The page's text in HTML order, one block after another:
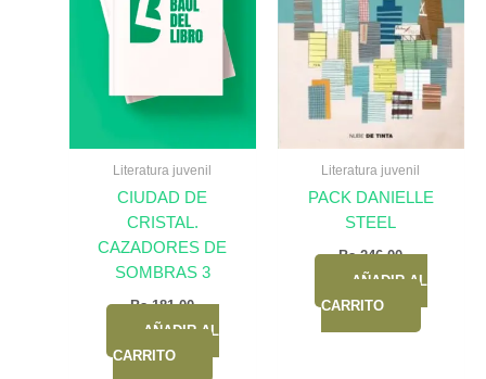
Literatura juvenil
CIUDAD DE
CRISTAL.
CAZADORES DE
SOMBRAS 3
Bs.181,00
AÑADIR AL
CARRITO
Literatura juvenil
PACK DANIELLE
STEEL
Bs.246,00
AÑADIR AL
CARRITO